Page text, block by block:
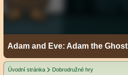
Adam and Eve: Adam the Ghost
Úvodní stránka Dobrodružné hry